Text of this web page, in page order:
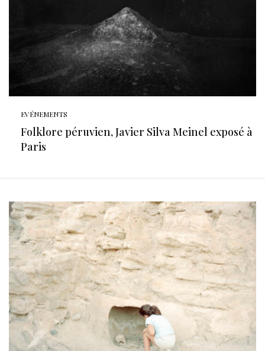
EVÉNEMENTS
Folklore péruvien, Javier Silva Meinel exposé à
Paris